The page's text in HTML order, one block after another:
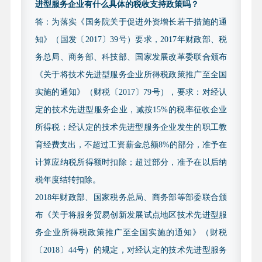
进型服务企业有什么具体的税收支持政策吗？
答：为落实《国务院关于促进外资增长若干措施的通
知》（国发〔2017〕39号）要求，2017年财政部、税
务总局、商务部、科技部、国家发展改革委联合颁布
《关于将技术先进型服务企业所得税政策推广至全国
实施的通知》（财税〔2017〕79号），要求：对经认
定的技术先进型服务企业，减按15%的税率征收企业
所得税；经认定的技术先进型服务企业发生的职工教
育经费支出，不超过工资薪金总额8%的部分，准予在
计算应纳税所得额时扣除；超过部分，准予在以后纳
税年度结转扣除。
2018年财政部、国家税务总局、商务部等部委联合颁
布《关于将服务贸易创新发展试点地区技术先进型服
务企业所得税政策推广至全国实施的通知》（财税
〔2018〕44号）的规定，对经认定的技术先进型服务